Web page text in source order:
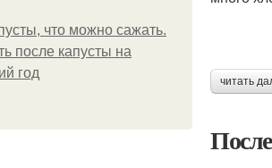
что можно сажать.
после капусты на
год
читать